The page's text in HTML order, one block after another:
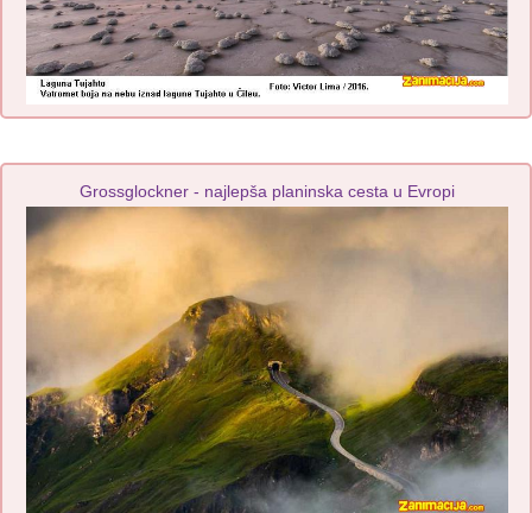
Grossglockner - najlepša planinska cesta u Evropi